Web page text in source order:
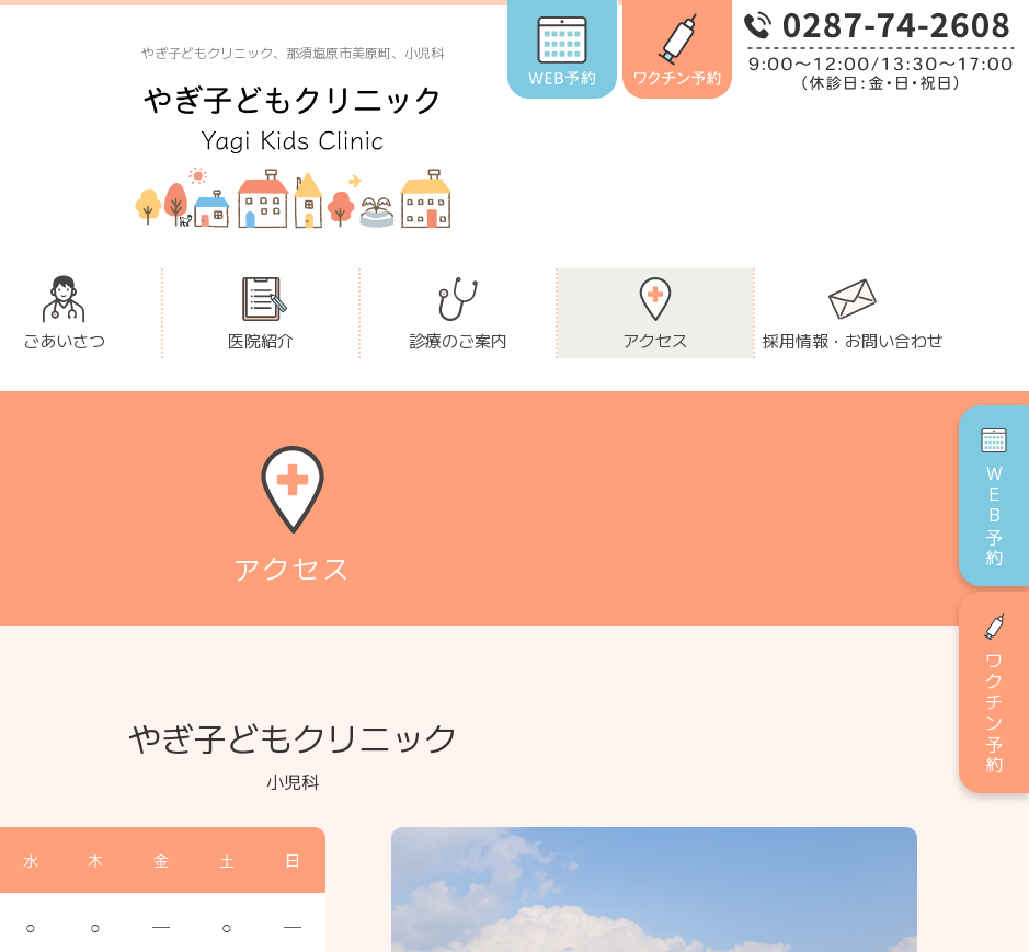
やぎ子どもクリニック、那須塩原市美原町、小児科
ごあいさつ 医院紹介 診療のご案内 アクセス 採用情報・お問い合わせ
WEB予約
ワクチン予約
アクセス
やぎ子どもクリニック
小児科
水 木 金 土 日
○ ○ ─ ○ ─